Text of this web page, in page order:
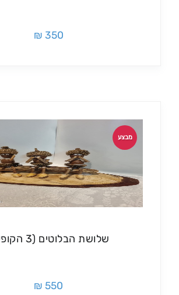
350 ₪
מבצע
שלושת הבלוטים (3 הקופים)
550 ₪